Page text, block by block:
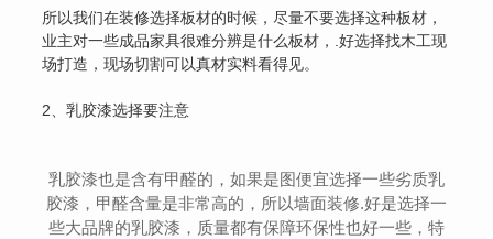
所以我们在装修选择板材的时候，尽量不要选择这种板材，
业主对一些成品家具很难分辨是什么板材，.好选择找木工现
场打造，现场切割可以真材实料看得见。
2、乳胶漆选择要注意
乳胶漆也是含有甲醛的，如果是图便宜选择一些劣质乳
胶漆，甲醛含量是非常高的，所以墙面装修.好是选择一
些大品牌的乳胶漆，质量都有保障环保性也好一些，特